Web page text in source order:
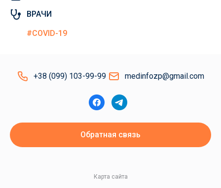
ВРАЧИ
#COVID-19
+38 (099) 103-99-99 medinfozp@gmail.com
Обратная связь
Карта сайта